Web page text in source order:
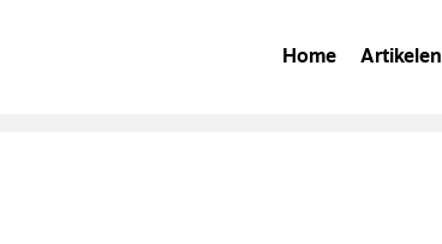
Home Artikelen